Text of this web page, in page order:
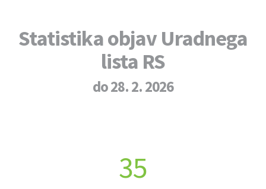
Statistika objav Uradnega
lista RS
do 28. 2. 2026
35